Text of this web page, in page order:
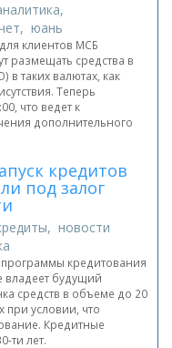
юань
клиентов МСБ
размещать средства в
таких валютах, как
Теперь
что ведет к
дополнительного
кредитов
под залог
новости
кредитования
владеет будущий
средств в объеме до 20
при условии, что
Кредитные
ти лет.